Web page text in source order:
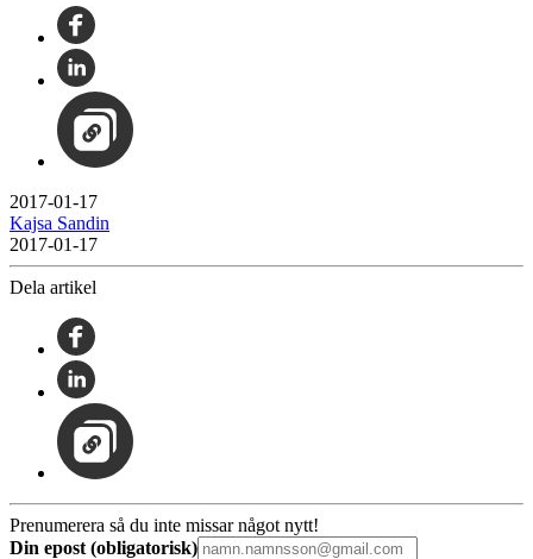
2017-01-17
Kajsa Sandin
2017-01-17
Dela artikel
Prenumerera så du inte missar något nytt!
Din epost (obligatorisk)